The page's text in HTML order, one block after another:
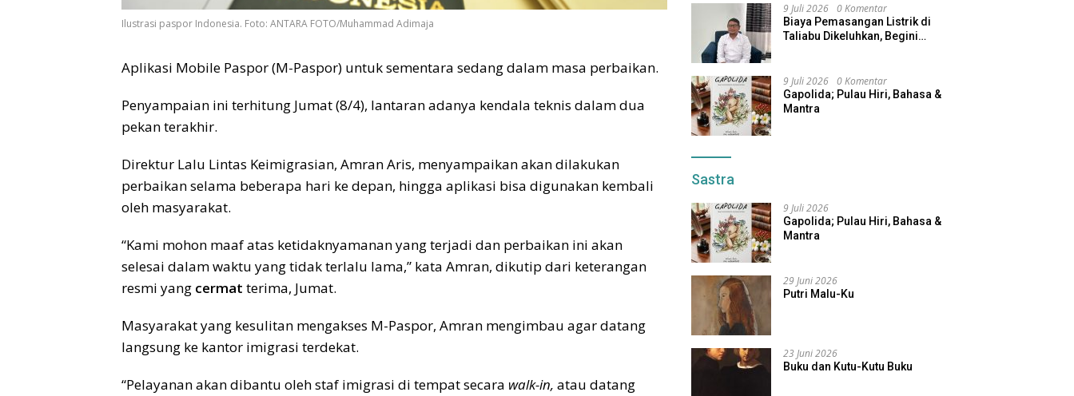
Ilustrasi paspor Indonesia. Foto: ANTARA FOTO/Muhammad Adimaja
Aplikasi Mobile Paspor (M-Paspor) untuk sementara sedang dalam masa perbaikan.
Penyampaian ini terhitung Jumat (8/4), lantaran adanya kendala teknis dalam dua
pekan terakhir.
Direktur Lalu Lintas Keimigrasian, Amran Aris, menyampaikan akan dilakukan
perbaikan selama beberapa hari ke depan, hingga aplikasi bisa digunakan kembali
oleh masyarakat.
“Kami mohon maaf atas ketidaknyamanan yang terjadi dan perbaikan ini akan
selesai dalam waktu yang tidak terlalu lama,” kata Amran, dikutip dari keterangan
resmi yang cermat terima, Jumat.
Masyarakat yang kesulitan mengakses M-Paspor, Amran mengimbau agar datang
langsung ke kantor imigrasi terdekat.
“Pelayanan akan dibantu oleh staf imigrasi di tempat secara walk-in, atau datang
9 Juli 2026 0 Komentar
Biaya Pemasangan Listrik di
Taliabu Dikeluhkan, Begini
9 Juli 2026 0 Komentar
Gapolida; Pulau Hiri, Bahasa &
Mantra
Sastra
9 Juli 2026
Gapolida; Pulau Hiri, Bahasa &
Mantra
29 Juni 2026
Putri Malu-Ku
23 Juni 2026
Buku dan Kutu-Kutu Buku